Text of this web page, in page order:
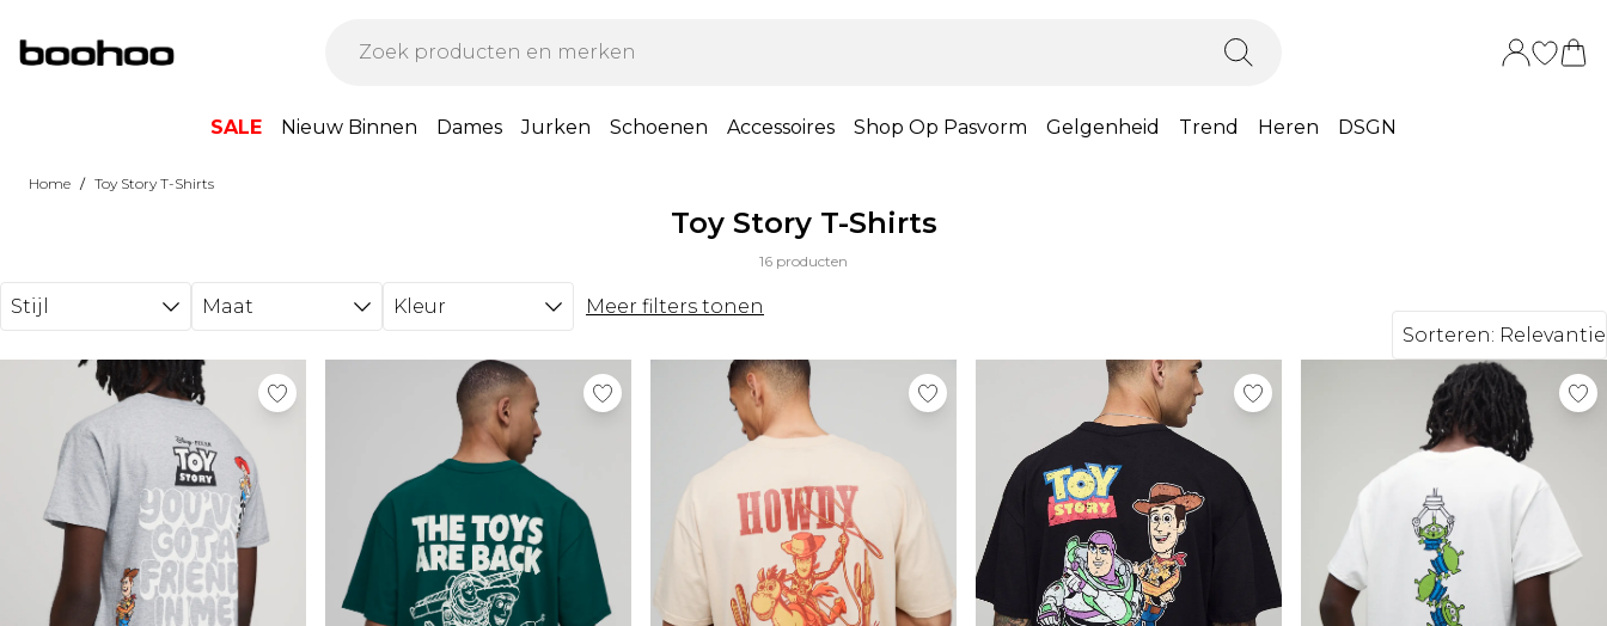
SALE Nieuw Binnen Dames Jurken Schoenen Accessoires Shop Op Pasvorm Gelgenheid Trend Heren DSGN
Home / Toy Story T-Shirts
Toy Story T-Shirts
16 producten
Stijl Maat Kleur
Meer filters tonen
Sorteren: Relevantie